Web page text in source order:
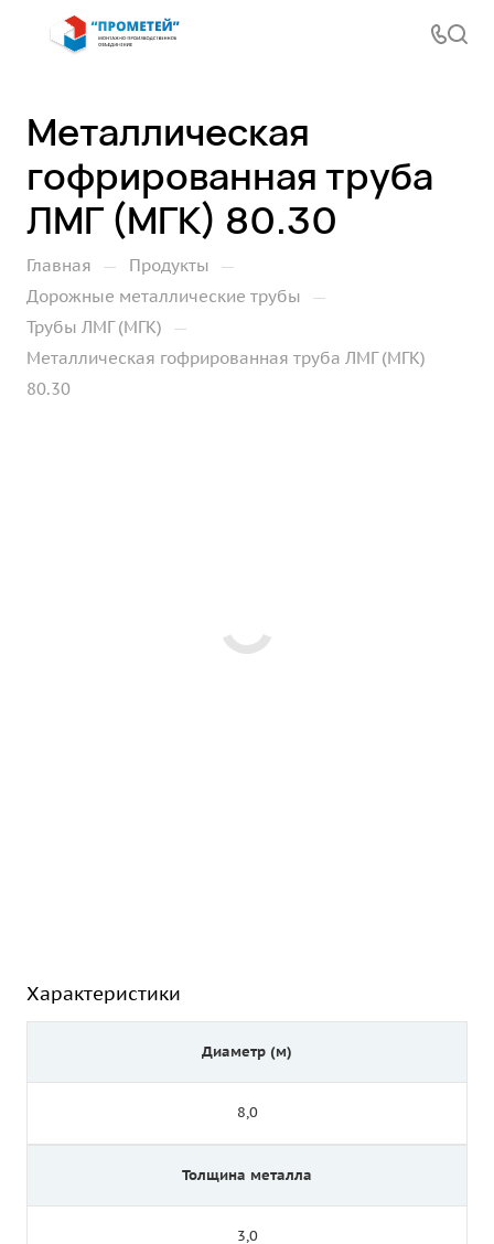
Металлическая
гофрированная труба
ЛМГ (МГК) 80.30
Главная — Продукты —
Дорожные металлические трубы —
Трубы ЛМГ (МГК) —
Металлическая гофрированная труба ЛМГ (МГК)
80.30
Характеристики
Диаметр (м)
8,0
Толщина металла
3,0